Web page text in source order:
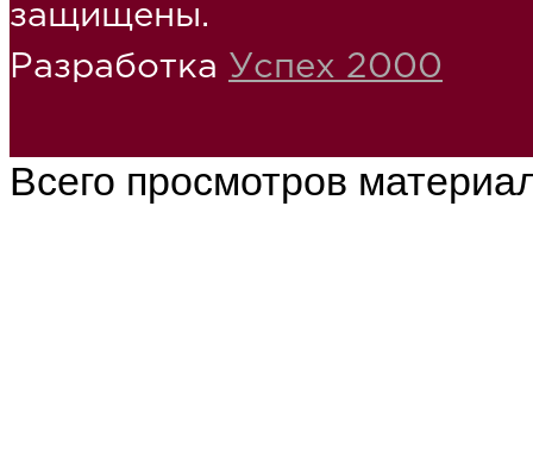
защищены.
Разработка Успех 2000
Всего просмотров